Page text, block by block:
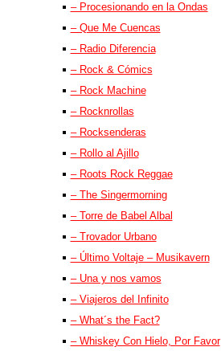
– Procesionando en la Ondas
– Que Me Cuencas
– Radio Diferencia
– Rock & Cómics
– Rock Machine
– Rocknrollas
– Rocksenderas
– Rollo al Ajillo
– Roots Rock Reggae
– The Singermorning
– Torre de Babel Albal
– Trovador Urbano
– Último Voltaje – Musikavern
– Una y nos vamos
– Viajeros del Infinito
– What´s the Fact?
– Whiskey Con Hielo, Por Favor